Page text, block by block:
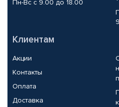
Пн-Вс с 9.00 до 18.00
Клиентам
Акции
Контакты
Оплата
Доставка